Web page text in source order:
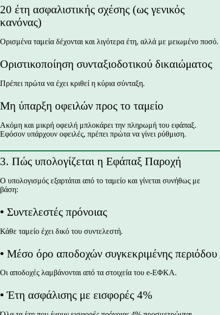
20 έτη ασφαλιστικής σχέσης (ως γενικός
κανόνας)
Ορισμένα ταμεία δέχονται και λιγότερα έτη, αλλά με μειωμένο ποσό.
Οριστικοποίηση συνταξιοδοτικού δικαιώματος
Πρέπει πρώτα να έχει κριθεί η κύρια σύνταξη.
Μη ύπαρξη οφειλών προς το ταμείο
Ακόμη και μικρή οφειλή μπλοκάρει την πληρωμή του εφάπαξ.
Εφόσον υπάρχουν οφειλές, πρέπει πρώτα να γίνει ρύθμιση.
3. Πώς υπολογίζεται η Εφάπαξ Παροχή
Ο υπολογισμός εξαρτάται από το ταμείο και γίνεται συνήθως με
βάση:
• Συντελεστές πρόνοιας
Κάθε ταμείο έχει δικό του συντελεστή.
• Μέσο όρο αποδοχών συγκεκριμένης περιόδου
Οι αποδοχές λαμβάνονται από τα στοιχεία του e-ΕΦΚΑ.
•Έτη ασφάλισης με εισφορές 4%